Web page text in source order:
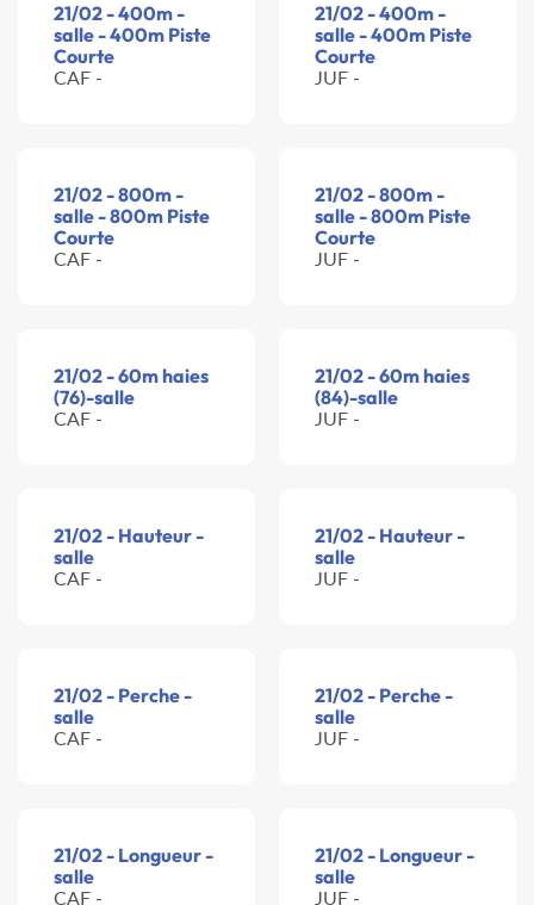
21/02 - 400m -
salle - 400m Piste
Courte
CAF -
21/02 - 400m -
salle - 400m Piste
Courte
JUF -
21/02 - 800m -
salle - 800m Piste
Courte
CAF -
21/02 - 800m -
salle - 800m Piste
Courte
JUF -
21/02 - 60m haies
(76)-salle
CAF -
21/02 - 60m haies
(84)-salle
JUF -
21/02 - Hauteur -
salle
CAF -
21/02 - Hauteur -
salle
JUF -
21/02 - Perche -
salle
CAF -
21/02 - Perche -
salle
JUF -
21/02 - Longueur -
salle
CAF -
21/02 - Longueur -
salle
JUF -